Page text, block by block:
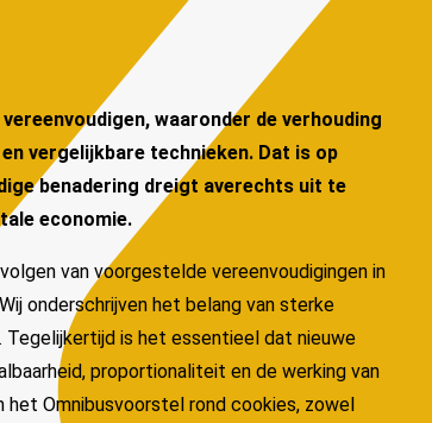
waaronder de verhouding
vergelijkbare technieken. Dat is op
benadering dreigt averechts uit te
economie.
van voorgestelde vereenvoudigingen in
onderschrijven het belang van sterke
Tegelijkertijd is het essentieel dat nieuwe
proportionaliteit en de werking van
Omnibusvoorstel rond cookies, zowel